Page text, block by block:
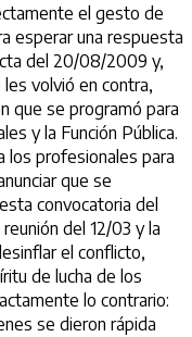
el gesto de
esperar una respuesta
del 20/08/2009 y,
volvió en contra,
que se programó para
y la Función Pública.
los profesionales para
que se
convocatoria del
del 12/03 y la
el conflicto,
de lucha de los
lo contrario:
se dieron rápida